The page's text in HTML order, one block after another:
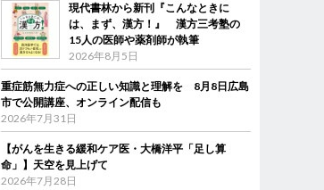
現代書林から新刊『こんなときに
は、まず、漢方！』 漢方三考塾の
15人の医師や薬剤師が執筆
2026年8月5日
重症筋無力症への正しい知識と理解を 8月8日広島
市で公開講座、オンライン配信も
2026年7月31日
【がんを生きる緩和ケア医・大橋洋平「足し算
命」】天空を見上げて
2026年7月28日